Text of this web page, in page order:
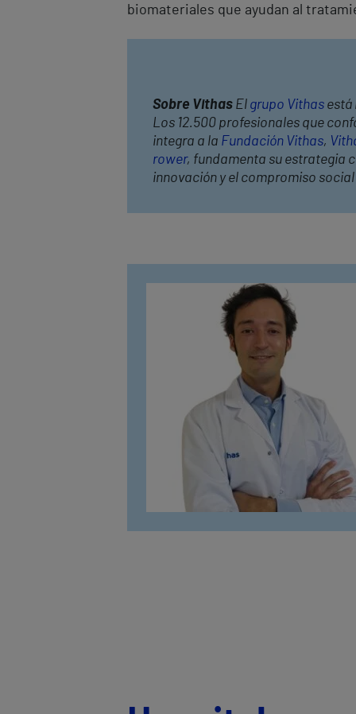
biomateriales que ayudan al
Sobre Vithas El grupo Vithas está
Los 12.500 profesionales que
integra a la Fundación Vithas,
rower, fundamenta su estrategia
innovación y el compromiso